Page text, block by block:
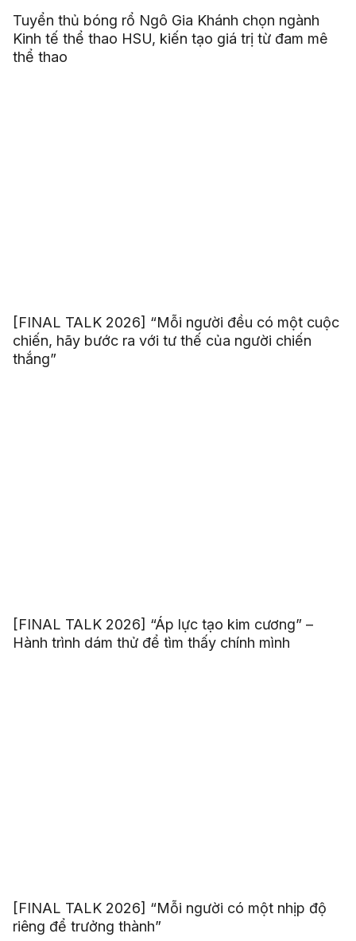
Tuyển thủ bóng rổ Ngô Gia Khánh chọn ngành
Kinh tế thể thao HSU, kiến tạo giá trị từ đam mê
thể thao
[FINAL TALK 2026] “Mỗi người đều có một cuộc
chiến, hãy bước ra với tư thế của người chiến
thắng”
[FINAL TALK 2026] “Áp lực tạo kim cương” –
Hành trình dám thử để tìm thấy chính mình
[FINAL TALK 2026] “Mỗi người có một nhịp độ
riêng để trưởng thành”